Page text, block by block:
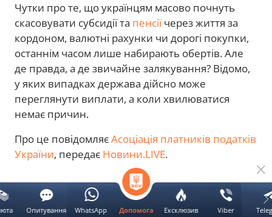
Чутки про те, що українцям масово почнуть
скасовувати субсидії та пенсіїчерез життя за
кордоном, валютні рахунки чи дорогі покупки,
останнім часом лише набирають обертів. Але
де правда, а де звичайне залякування? Відомо,
у яких випадках держава дійсно може
переглянути виплати, а коли хвилюватися
немає причин.
Про це повідомляєАсоціація платників податків
України, передає Новини.LIVE.
Реклама
Допомога Ексклюзив Viber
Опитування WhatsApp